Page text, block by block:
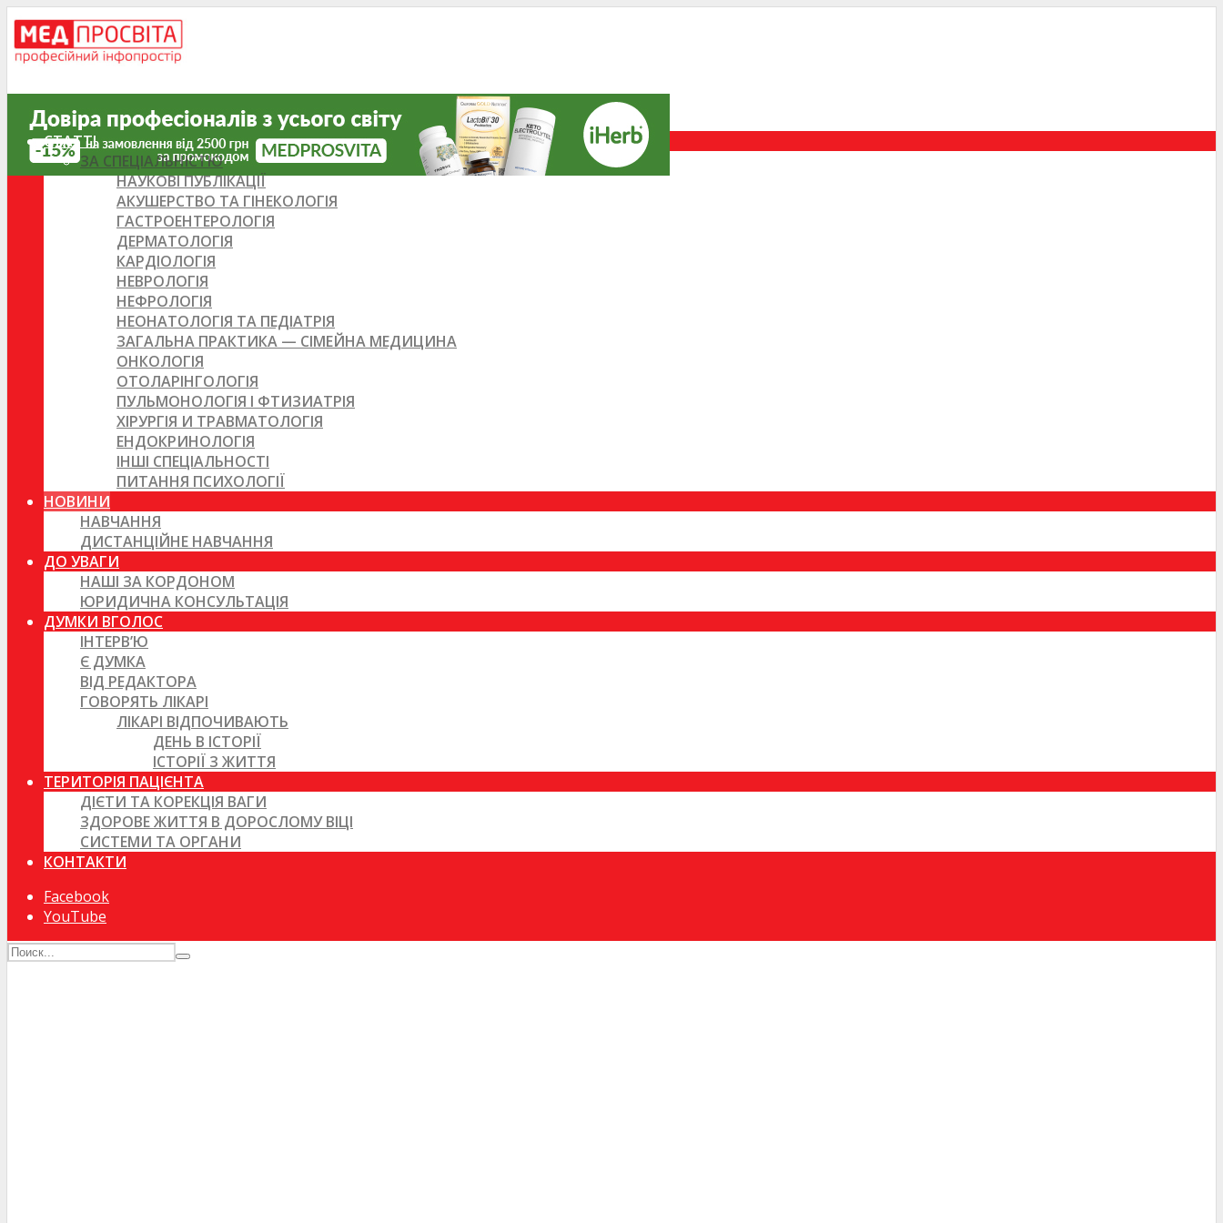
СТАТТІ
ЗА СПЕЦІАЛЬНІСТЮ
НАУКОВІ ПУБЛІКАЦІЇ
АКУШЕРСТВО ТА ГІНЕКОЛОГІЯ
ГАСТРОЕНТЕРОЛОГІЯ
ДЕРМАТОЛОГІЯ
КАРДІОЛОГІЯ
НЕВРОЛОГІЯ
НЕФРОЛОГІЯ
НЕОНАТОЛОГІЯ ТА ПЕДІАТРІЯ
ЗАГАЛЬНА ПРАКТИКА — СІМЕЙНА МЕДИЦИНА
ОНКОЛОГІЯ
ОТОЛАРІНГОЛОГІЯ
ПУЛЬМОНОЛОГІЯ І ФТИЗИАТРІЯ
ХІРУРГІЯ И ТРАВМАТОЛОГІЯ
ЕНДОКРИНОЛОГІЯ
ІНШІ СПЕЦІАЛЬНОСТІ
ПИТАННЯ ПСИХОЛОГІЇ
НОВИНИ
НАВЧАННЯ
ДИСТАНЦІЙНЕ НАВЧАННЯ
ДО УВАГИ
НАШІ ЗА КОРДОНОМ
ЮРИДИЧНА КОНСУЛЬТАЦІЯ
ДУМКИ ВГОЛОС
ІНТЕРВ’Ю
Є ДУМКА
ВІД РЕДАКТОРА
ГОВОРЯТЬ ЛІКАРІ
ЛІКАРІ ВІДПОЧИВАЮТЬ
ДЕНЬ В ІСТОРІЇ
ІСТОРІЇ З ЖИТТЯ
ТЕРИТОРІЯ ПАЦІЄНТА
ДІЄТИ ТА КОРЕКЦІЯ ВАГИ
ЗДОРОВЕ ЖИТТЯ В ДОРОСЛОМУ ВІЦІ
СИСТЕМИ ТА ОРГАНИ
КОНТАКТИ
Facebook
YouTube